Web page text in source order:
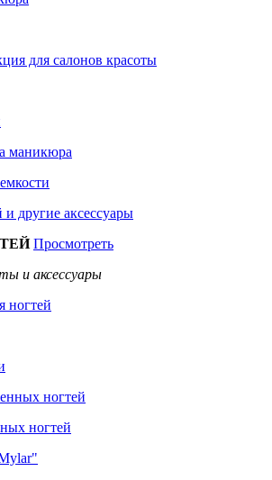
для салонов красоты
маникюра
другие аксессуары
Просмотреть
и аксессуары
ногтей
ногтей
ногтей